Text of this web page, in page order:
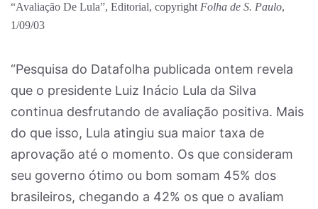
“Avaliação De Lula”, Editorial, copyright Folha de S. Paulo,
1/09/03
“Pesquisa do Datafolha publicada ontem revela
que o presidente Luiz Inácio Lula da Silva
continua desfrutando de avaliação positiva. Mais
do que isso, Lula atingiu sua maior taxa de
aprovação até o momento. Os que consideram
seu governo ótimo ou bom somam 45% dos
brasileiros, chegando a 42% os que o avaliam